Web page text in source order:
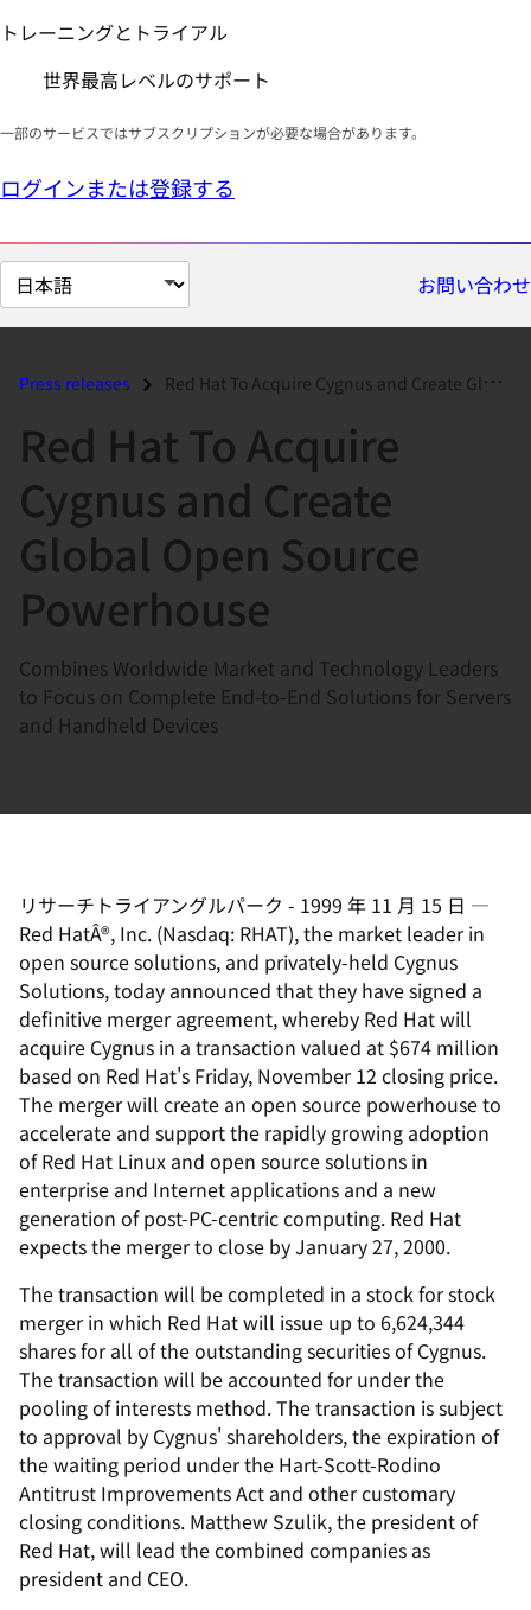
トレーニングとトライアル
世界最高レベルのサポート
一部のサービスではサブスクリプションが必要な場合があります。
ログインまたは登録する
ペ
ー
の
だ
い
お問い合わせ
Press releases Red Hat To Acquire Cygnus and Create Global Open Source Powerhouse...
Red Hat To Acquire
Cygnus and Create
Global Open Source
Powerhouse
Combines Worldwide Market and Technology Leaders
to Focus on Complete End-to-End Solutions for Servers
and Handheld Devices
リサーチトライアングルパーク - 1999 年 11 月 15 日 —
Red HatÂ®, Inc. (Nasdaq: RHAT), the market leader in
open source solutions, and privately-held Cygnus
Solutions, today announced that they have signed a
definitive merger agreement, whereby Red Hat will
acquire Cygnus in a transaction valued at $674 million
based on Red Hat's Friday, November 12 closing price.
The merger will create an open source powerhouse to
accelerate and support the rapidly growing adoption
of Red Hat Linux and open source solutions in
enterprise and Internet applications and a new
generation of post-PC-centric computing. Red Hat
expects the merger to close by January 27, 2000.
The transaction will be completed in a stock for stock
merger in which Red Hat will issue up to 6,624,344
shares for all of the outstanding securities of Cygnus.
The transaction will be accounted for under the
pooling of interests method. The transaction is subject
to approval by Cygnus' shareholders, the expiration of
the waiting period under the Hart-Scott-Rodino
Antitrust Improvements Act and other customary
closing conditions. Matthew Szulik, the president of
Red Hat, will lead the combined companies as
president and CEO.